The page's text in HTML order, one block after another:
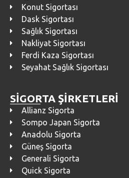
Konut Sigortası
Dask Sigortası
Sağlık Sigortası
Nakliyat Sigortası
Ferdi Kaza Sigortası
Seyahat Sağlık Sigortası
SİGORTA ŞİRKETLERİ
Allianz Sigorta
Sompo Japan Sigorta
Anadolu Sigorta
Güneş Sigorta
Generali Sigorta
Quick Sigorta